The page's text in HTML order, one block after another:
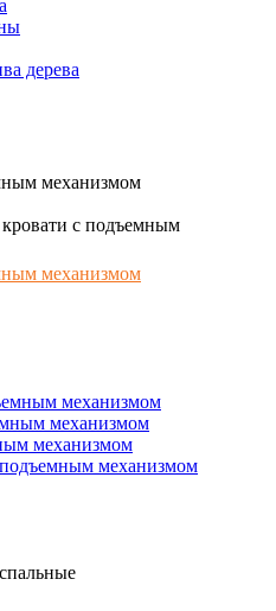
дерева
механизмом
с подъемным
механизмом
механизмом
механизмом
механизмом
механизмом